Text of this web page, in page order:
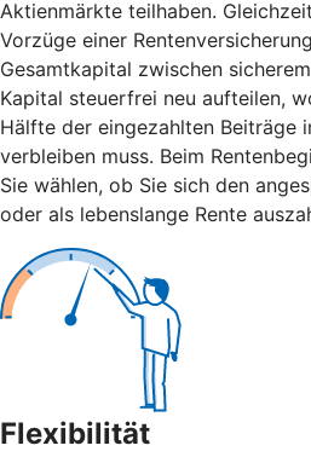
Aktienmärkte teilhaben.
Vorzüge einer
Gesamtkapital zwischen
Kapital steuerfrei neu aufteilen,
Hälfte der eingezahlten Beiträge
verbleiben muss. Beim
Sie wählen, ob Sie sich den
oder als lebenslange Rente
Flexibilität